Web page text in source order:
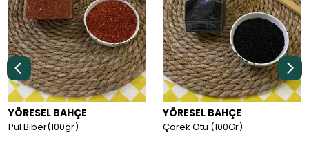
YÖRESEL BAHÇE
Pul Biber(100gr)
YÖRESEL BAHÇE
Çörek Otu (100Gr)